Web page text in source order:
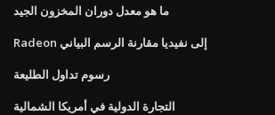
ما هو معدل دوران المخزون الجيد
Radeon إلى نفيديا مقارنة الرسم البياني
رسوم تداول الطليعة
التجارة الدولية في أمريكا الشمالية